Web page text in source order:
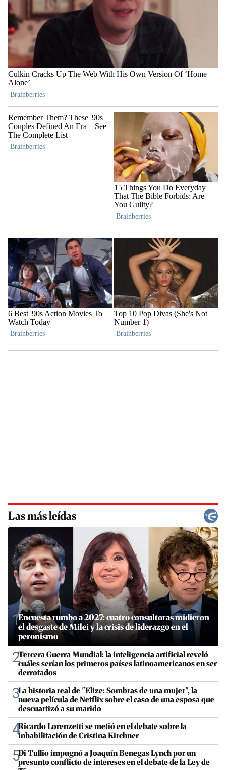
Las más leídas
1Encuesta rumbo a 2027: cuatro consultoras midieron
el desgaste de Milei y la crisis de liderazgo en el
peronismo
2Tercera Guerra Mundial: la inteligencia artificial reveló
cuáles serían los primeros países latinoamericanos en ser
derrotados
3La historia real de "Elize: Sombras de una mujer", la
nueva película de Netflix sobre el caso de una esposa que
descuartizó a su marido
4Ricardo Lorenzetti se metió en el debate sobre la
inhabilitación de Cristina Kirchner
5Di Tullio impugnó a Joaquín Benegas Lynch por un
presunto conflicto de intereses en el debate de la Ley de